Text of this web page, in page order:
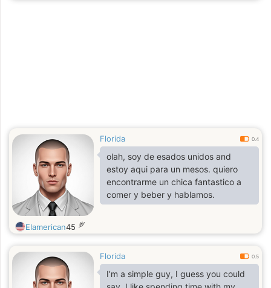
Florida 0.4
olah, soy de esados unidos and
estoy aqui para un mesos. quiero
encontrarme un chica fantastico a
comer y beber y hablamos.
Elamerican45 岁
Florida 0.5
I’m a simple guy, I guess you could